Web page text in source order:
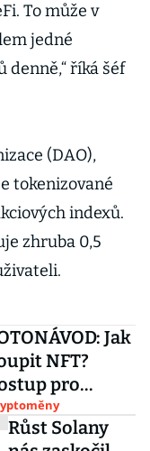
To může v
jedné
říká šéf
(DAO),
tokenizované
indexů.
zhruba 0,5
Jak
NFT?
pro
OpenSea
za krokem
Růst Solany